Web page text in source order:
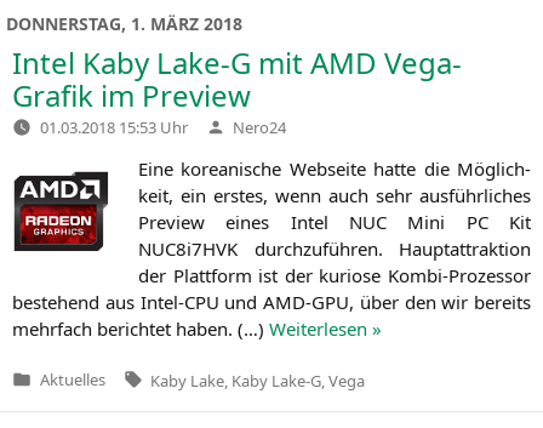
DONNERSTAG, 1. MÄRZ 2018
Intel Kaby Lake‑G mitAMD Vega-
Grafik im Preview
01.03.2018 15:53 Uhr Verfasst
von
Nero24
Eine korea­ni­sche Web­sei­te hat­te die Mög­lich­
keit, ein ers­tes, wenn auch sehr aus­führ­li­ches
Pre­view eines Intel NUC Mini PCKit
NUC8i7HVK durch­zu­füh­ren. Haupt­at­trak­ti­on
der Platt­form ist der kurio­se Kom­bi-Pro­zes­sor
bestehend aus Intel-CPU und AMD-GPU, über den wir bereits
mehr­fach berich­tet haben. (…) Wei­ter­le­sen »
Veröffentlicht
Aktuelles Tags:
Kaby Lake Kaby Lake-G Vega